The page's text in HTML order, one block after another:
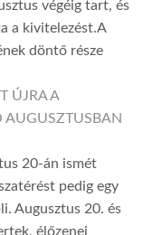
végéig tart, és
a kivitelezést.A
döntő része
ÚJRA A
AUGUSZTUSBAN
20-án ismét
pedig egy
Augusztus 20. és
élőzenei